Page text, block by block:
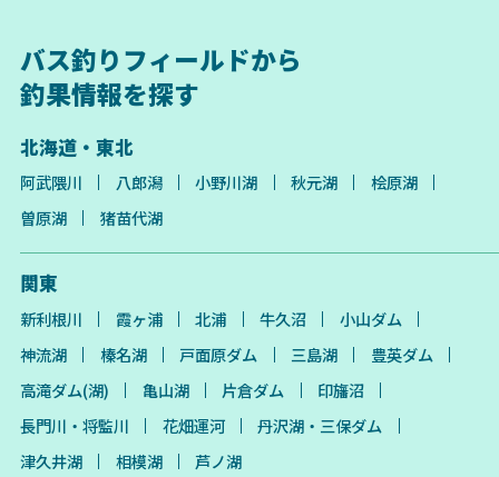
バス釣りフィールドから
釣果情報を探す
北海道・東北
阿武隈川 八郎潟 小野川湖 秋元湖
桧原湖
曽原湖
猪苗代湖
関東
新利根川 霞ヶ浦 北浦 牛久沼
小山ダム
神流湖
榛名湖 戸面原ダム 三島湖
豊英ダム
高滝ダム(湖)
亀山湖 片倉ダム
印旛沼
長門川・将監川
花畑運河
丹沢湖・三保ダム
津久井湖
相模湖 芦ノ湖